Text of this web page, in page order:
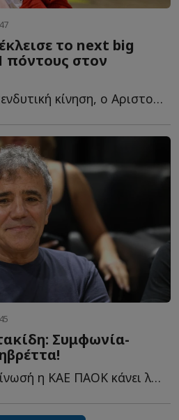
το next big
στον
Με μία σπουδαία επενδυτική κίνηση, ο Αριστοτέλης Μυστακίδης κ...
Συμφωνία-
Στην επίσημη ανακοίνωσή η ΚΑΕ ΠΑΟΚ κάνει λόγο για μία σ...